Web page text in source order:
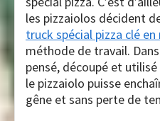
les pizzaiolos décident
truck spécial pizza clé en
méthode de travail.
pensé, découpé et
le pizzaiolo puisse
gêne et sans perte de